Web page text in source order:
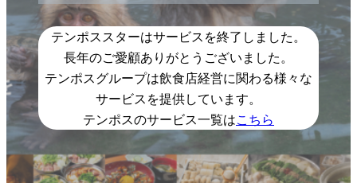
テンポススターはサービスを終了しました。
長年のご愛顧ありがとうございました。
テンポスグループは飲食店経営に関わる様々な
サービスを提供しています。
テンポスのサービス一覧はこちら